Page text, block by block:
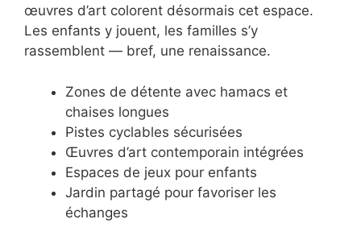
œuvres d’art colorent désormais cet espace.
Les enfants y jouent, les familles s’y
rassemblent — bref, une renaissance.
Zones de détente avec hamacs et
chaises longues
Pistes cyclables sécurisées
Œuvres d’art contemporain intégrées
Espaces de jeux pour enfants
Jardin partagé pour favoriser les
échanges